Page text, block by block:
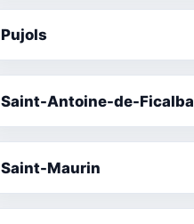
Pujols
Saint-Antoine-de-Ficalba
Saint-Maurin